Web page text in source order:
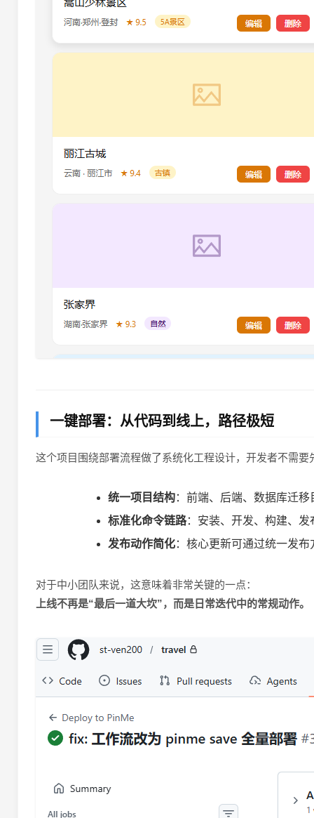
一键部署：从代码到线上，路径极短
这个项目围绕部署流程做了系统化工程设计，开发者不需
统一项目结构：前端、后端、数据库迁移
标准化命令链路：安装、开发、构建、
发布动作简化：核心更新可通过统一发
对于中小团队来说，这意味着非常关键的一点：
上线不再是“最后一道大坎”，而是日常迭代中的常规动作。